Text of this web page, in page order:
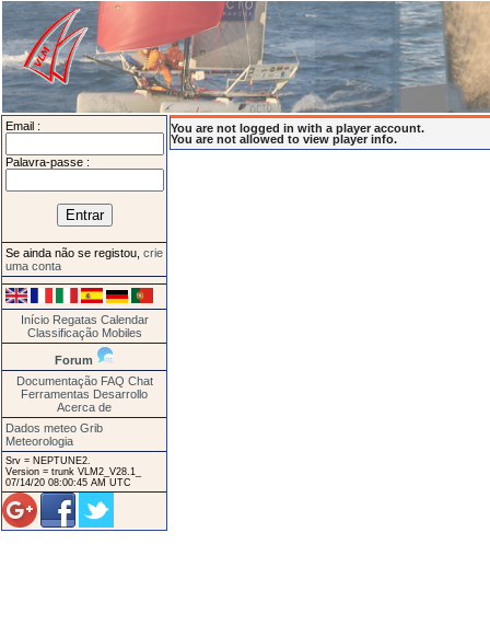
Email :
Palavra-passe :
Se ainda não se registou, crie
uma conta
Início Regatas Calendar
Classificação Mobiles
Forum
Documentação FAQ Chat
Ferramentas Desarrollo
Acerca de
Dados meteo Grib
Meteorologia
Srv = NEPTUNE2.
Version = trunk VLM2_V28.1_
07/14/20 08:00:45 AM UTC
You are not logged in with a player account.
You are not allowed to view player info.